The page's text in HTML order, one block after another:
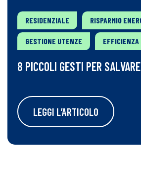
RESIDENZIALE RISPARMIO
GESTIONE UTENZE EFFICIENZA
8 PICCOLI GESTI PER
LEGGI L’ARTICOLO